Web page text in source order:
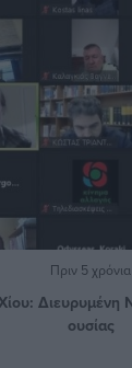
Πριν 5 χρόνια
Διευρυμένη
ουσίας